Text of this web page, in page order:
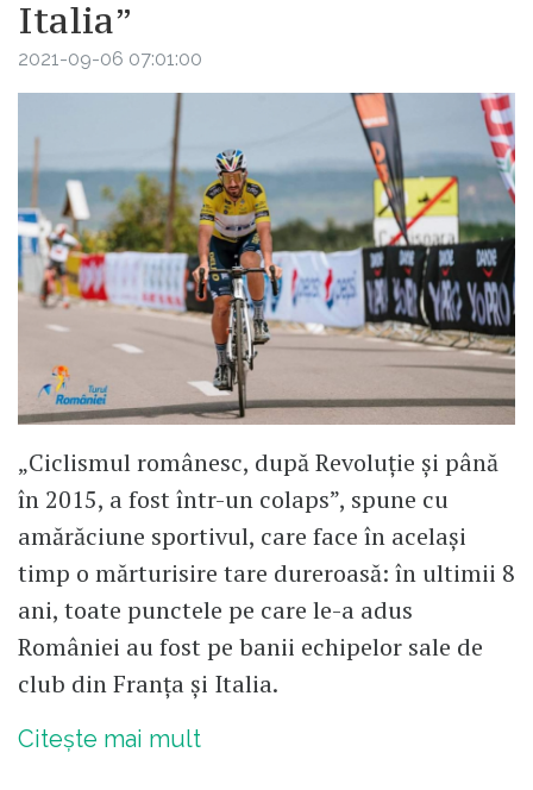
Italia”
2021-09-06 07:01:00
„Ciclismul românesc, după Revoluție și până
în 2015, a fost într-un colaps”, spune cu
amărăciune sportivul, care face în același
timp o mărturisire tare dureroasă: în ultimii 8
ani, toate punctele pe care le-a adus
României au fost pe banii echipelor sale de
club din Franța și Italia.
Citește mai mult